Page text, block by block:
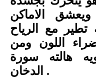
ويعشق الاماكن
تطير مع الرياح
اللون ومن
هالته سورة
الدخان .